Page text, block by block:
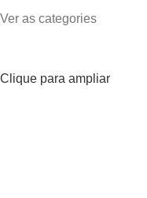
Ver as categories
Clique para ampliar